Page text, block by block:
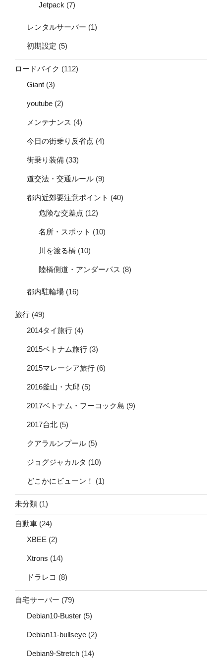
Jetpack (7)
レンタルサーバー (1)
初期設定 (5)
ロードバイク (112)
Giant (3)
youtube (2)
メンテナンス (4)
今日の街乗り反省点 (4)
街乗り装備 (33)
道交法・交通ルール (9)
都内近郊要注意ポイント (40)
危険な交差点 (12)
名所・スポット (10)
川を渡る橋 (10)
陸橋側道・アンダーパス (8)
都内駐輪場 (16)
旅行 (49)
2014タイ旅行 (4)
2015ベトナム旅行 (3)
2015マレーシア旅行 (6)
2016釜山・大邱 (5)
2017ベトナム・フーコック島 (9)
2017台北 (5)
クアラルンプール (5)
ジョグジャカルタ (10)
どこかにビューン！ (1)
未分類 (1)
自動車 (24)
XBEE (2)
Xtrons (14)
ドラレコ (8)
自宅サーバー (79)
Debian10-Buster (5)
Debian11-bullseye (2)
Debian9-Stretch (14)